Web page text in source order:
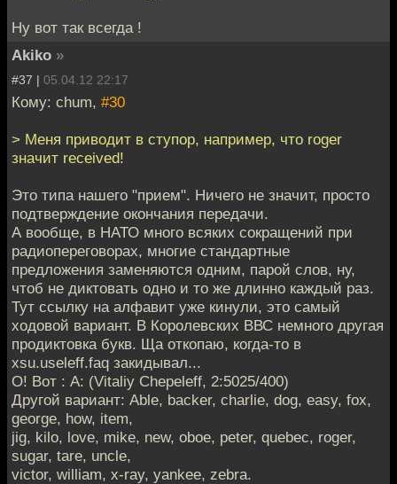
Ну вот так всегда !
Akiko »
#37 | 05.04.12 22:17
Кому: chum, #30
> Меня приводит в ступор, например, что roger
значит received!
Это типа нашего "прием". Ничего не значит, просто
подтверждение окончания передачи.
А вообще, в НАТО много всяких сокращений при
радиопереговорах, многие стандартные
предложения заменяются одним, парой слов, ну,
чтоб не диктовать одно и то же длинно каждый раз.
Тут ссылку на алфавит уже кинули, это самый
ходовой вариант. В Королевских ВВС немного другая
продиктовка букв. Ща откопаю, когда-то в
xsu.useleff.faq закидывал...
О! Вот : A: (Vitaliy Chepeleff, 2:5025/400)
Другой вариант: Able, backer, charlie, dog, easy, fox,
george, how, item,
jig, kilo, love, mike, new, oboe, peter, quebec, roger,
sugar, tare, uncle,
victor, william, x-ray, yankee, zebra.